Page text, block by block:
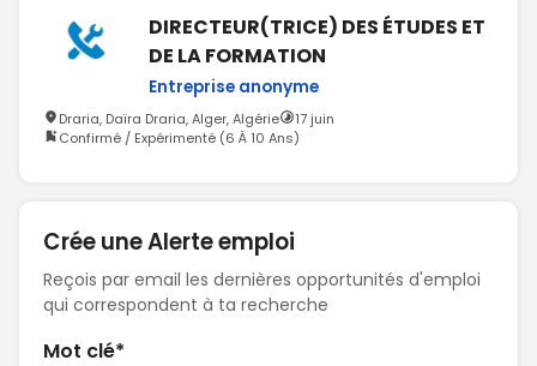
DIRECTEUR(TRICE) DES ÉTUDES ET
DE LA FORMATION
Entreprise anonyme
Draria, Daïra Draria, Alger, Algérie
17 juin
Confirmé / Expérimenté (6 À 10 Ans)
Crée une Alerte emploi
Reçois par email les dernières opportunités d'emploi
qui correspondent à ta recherche
Mot clé*